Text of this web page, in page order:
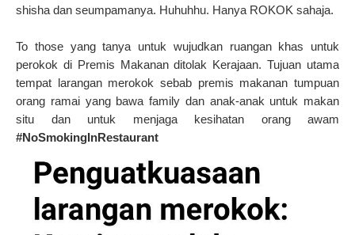
shisha dan seumpamanya. Huhuhhu. Hanya ROKOK sahaja.
To those yang tanya untuk wujudkan ruangan khas untuk
perokok di Premis Makanan ditolak Kerajaan. Tujuan utama
tempat larangan merokok sebab premis makanan tumpuan
orang ramai yang bawa family dan anak-anak untuk makan
situ dan untuk menjaga kesihatan orang awam
#NoSmokingInRestaurant